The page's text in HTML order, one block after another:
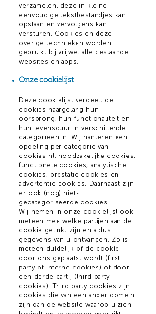
verzamelen, deze in kleine
eenvoudige tekstbestandjes kan
opslaan en vervolgens kan
versturen. Cookies en deze
overige technieken worden
gebruikt bij vrijwel alle bestaande
websites en apps.
Onze cookielijst
Deze cookielijst verdeelt de
cookies naargelang hun
oorsprong, hun functionaliteit en
hun levensduur in verschillende
categorieën in. Wij hanteren een
opdeling per categorie van
cookies nl. noodzakelijke cookies,
functionele cookies, analytische
cookies, prestatie cookies en
advertentie cookies. Daarnaast zijn
er ook (nog) niet-
gecategoriseerde cookies.
Wij nemen in onze cookielijst ook
meteen mee welke partijen aan de
cookie gelinkt zijn en aldus
gegevens van u ontvangen. Zo is
meteen duidelijk of de cookie
door ons geplaatst wordt (first
party of interne cookies) of door
een derde partij (third party
cookies). Third party cookies zijn
cookies die van een ander domein
zijn dan de website waarop u zich